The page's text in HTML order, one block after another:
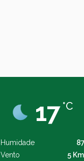
17 °C
Humidade
Vento
5